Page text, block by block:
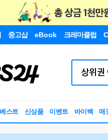
중고샵 eBook 크레마클럽
베스트 신상품 이벤트 바이백 매